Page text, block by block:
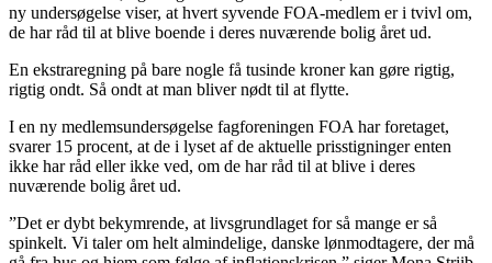
ny undersøgelse viser, at hvert syvende FOA-medlem er i tvivl om,
de har råd til at blive boende i deres nuværende bolig året ud.
En ekstraregning på bare nogle få tusinde kroner kan gøre rigtig,
rigtig ondt. Så ondt at man bliver nødt til at flytte.
I en ny medlemsundersøgelse fagforeningen FOA har foretaget,
svarer 15 procent, at de i lyset af de aktuelle prisstigninger enten
ikke har råd eller ikke ved, om de har råd til at blive i deres
nuværende bolig året ud.
”Det er dybt bekymrende, at livsgrundlaget for så mange er så
spinkelt. Vi taler om helt almindelige, danske lønmodtagere, der må